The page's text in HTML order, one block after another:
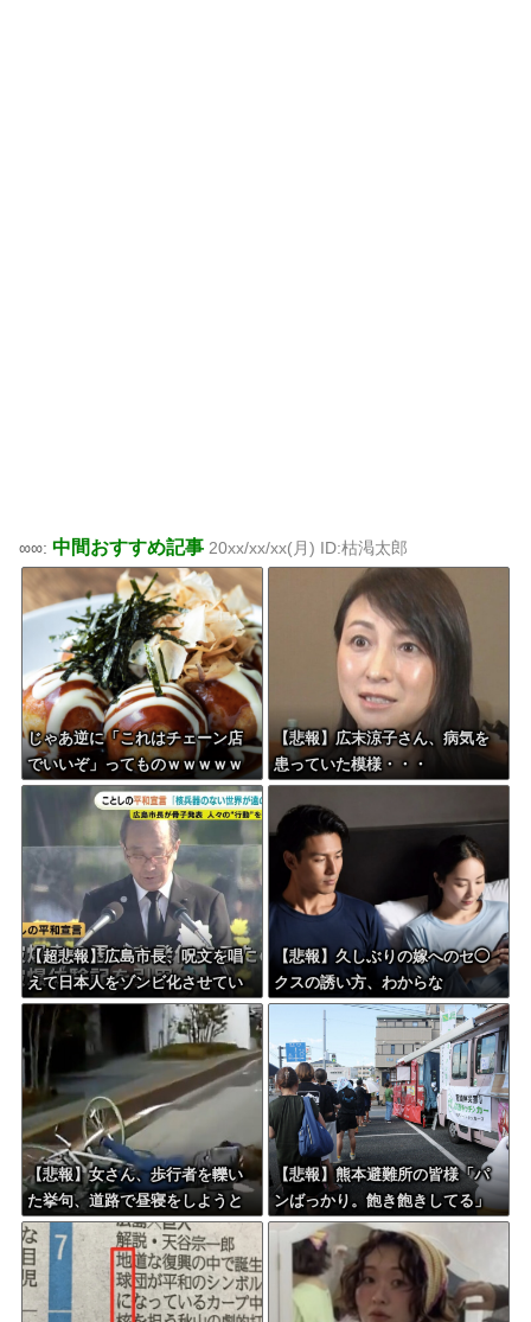
∞∞: 中間おすすめ記事 20xx/xx/xx(月) ID:枯渇太郎
じゃあ逆に「これはチェーン店
でいいぞ」ってものｗｗｗｗｗ
ｗｗｗ
【悲報】広末涼子さん、病気を
患っていた模様・・・
【超悲報】広島市長、呪文を唱
えて日本人をゾンビ化させてい
ると非難されてしまう
【悲報】久しぶりの嫁へのセ◯
クスの誘い方、わからな
い・・・
【悲報】女さん、歩行者を轢い
た挙句、道路で昼寝をしようと
してしまう
【悲報】熊本避難所の皆様「パ
ンばっかり。飽き飽きしてる」